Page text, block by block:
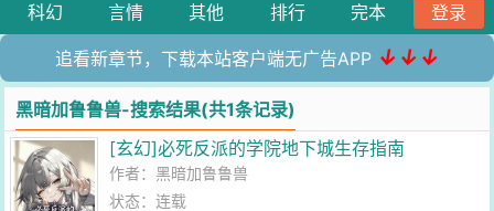
科幻
言情 其他 排行 完本 登录
追看新章节，下载本站客户端无广告APP ↓↓↓
黑暗加鲁鲁兽-搜索结果(共1条记录)
[玄幻]必死反派的学院地下城生存指南
作者： 黑暗加鲁鲁兽
状态：连载